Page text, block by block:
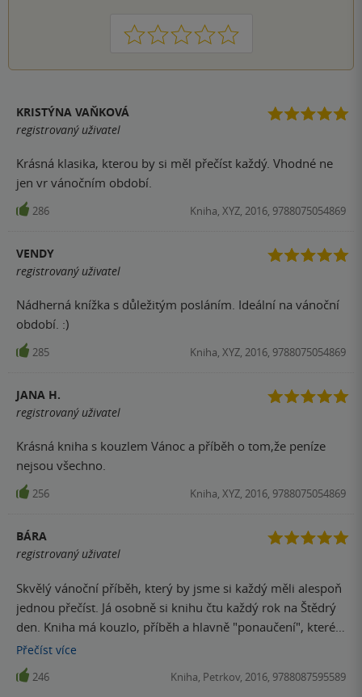
1 2 3 4 5
KRISTÝNA VAŇKOVÁ
registrovaný uživatel
Krásná klasika, kterou by si měl přečíst každý. Vhodné ne
jen vr vánočním období.
286 Kniha, XYZ, 2016, 9788075054869
VENDY
registrovaný uživatel
Nádherná knížka s důležitým posláním. Ideální na vánoční
období. :)
285 Kniha, XYZ, 2016, 9788075054869
JANA H.
registrovaný uživatel
Krásná kniha s kouzlem Vánoc a příběh o tom,že peníze
nejsou všechno.
256 Kniha, XYZ, 2016, 9788075054869
BÁRA
registrovaný uživatel
Skvělý vánoční příběh, který by jsme si každý měli alespoň
jednou přečíst. Já osobně si knihu čtu každý rok na Štědrý
den. Kniha má kouzlo, příběh a hlavně "ponaučení", které
se k tomuto období na 100% hodí. Výborně napsané, čtivé,
vtipné a poučné.
Přečíst více
246 Kniha, Petrkov, 2016, 9788087595589